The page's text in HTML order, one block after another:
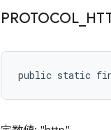
PROTOCOL
public static final